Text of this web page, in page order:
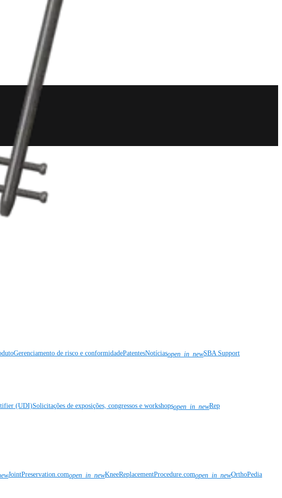
Gerenciamento de risco e conformidadePatentesNotíciasopen_in_newSBA Support
(UDI)Solicitações de exposições, congressos e workshopsopen_in_newRep
JointPreservation.comopen_in_newKneeReplacementProcedure.comopen_in_newOrthoPedia